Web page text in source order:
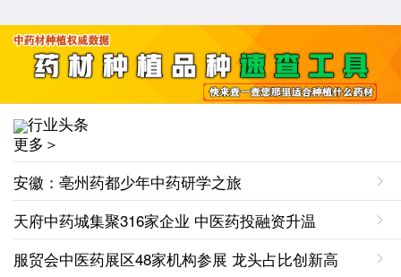
行业头条
更多＞
安徽：亳州药都少年中药研学之旅
天府中药城集聚316家企业 中医药投融资升温
服贸会中医药展区48家机构参展 龙头占比创新高